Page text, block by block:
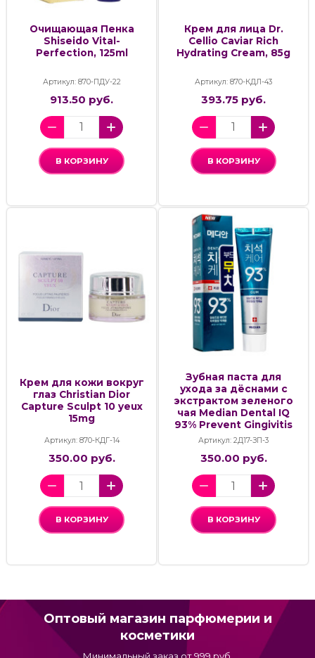
Очищающая Пенка
Shiseido Vital-
Perfection, 125ml
Артикул: 870-ПДУ-22
913.50 руб.
В КОРЗИНУ
Крем для лица Dr.
Cellio Caviar Rich
Hydrating Cream, 85g
Артикул: 870-КДЛ-43
393.75 руб.
В КОРЗИНУ
Крем для кожи вокруг
глаз Christian Dior
Capture Sculpt 10 yeux
15mg
Артикул: 870-КДГ-14
350.00 руб.
В КОРЗИНУ
Зубная паста для
ухода за дёснами с
экстрактом зеленого
чая Median Dental IQ
93% Prevent Gingivitis
Артикул: 2Д17-ЗП-3
350.00 руб.
В КОРЗИНУ
Оптовый магазин парфюмерии и
косметики
Минимальный заказ от 999 руб.